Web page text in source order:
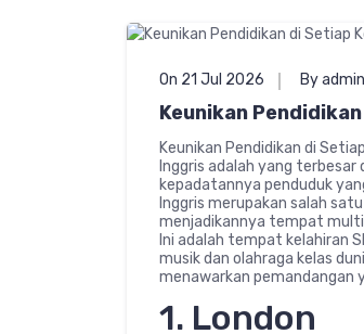
On 21 Jul 2026 By admin
Keunikan
Keunikan Pendidikan di
Inggris adalah yang
kepadatannya penduduk
Inggris merupakan salah
menjadikannya tempat
Ini adalah tempat kelahiran
musik dan olahraga kelas
menawarkan pemandangan
1. London